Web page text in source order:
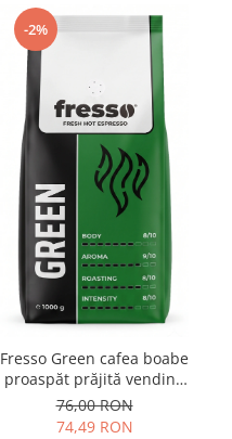
-2%
Fresso Green cafea boabe
proaspăt prăjită vending
1kg
76,00 RON
74,49 RON